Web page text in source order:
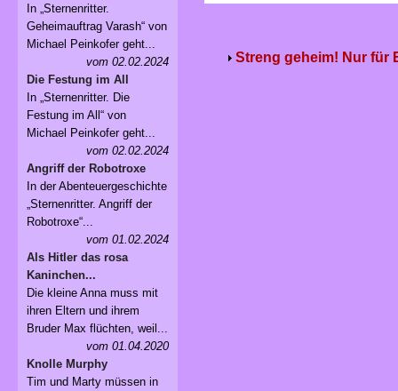
Streng geheim! Nur für
In „Sternenritter.
Geheimauftrag Varash“ von
Michael Peinkofer geht...
vom 02.02.2024
Die Festung im All
In „Sternenritter. Die
Festung im All“ von
Michael Peinkofer geht...
vom 02.02.2024
Angriff der Robotroxe
In der Abenteuergeschichte
„Sternenritter. Angriff der
Robotroxe“...
vom 01.02.2024
Als Hitler das rosa
Kaninchen...
Die kleine Anna muss mit
ihren Eltern und ihrem
Bruder Max flüchten, weil...
vom 01.04.2020
Knolle Murphy
Tim und Marty müssen in